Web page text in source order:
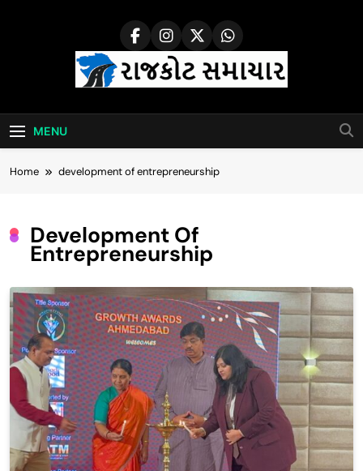
Rajkot Samachar
MENU
Home development of entrepreneurship
Development Of
Entrepreneurship